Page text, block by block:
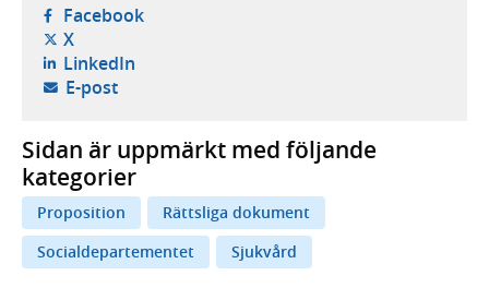
Facebook- öppnas i ny flik, extern webbplats,
X- öppnas i ny flik, extern webbplats,
LinkedIn- öppnas i ny flik, extern webbplats,
E-post- öppnar din e-postklient,
Sidan är uppmärkt med följande
kategorier
Proposition
Rättsliga dokument
Socialdepartementet
Sjukvård